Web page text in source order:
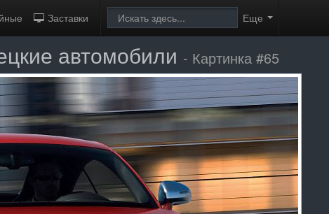
Заставки Еще
автомобили - Картинка #65